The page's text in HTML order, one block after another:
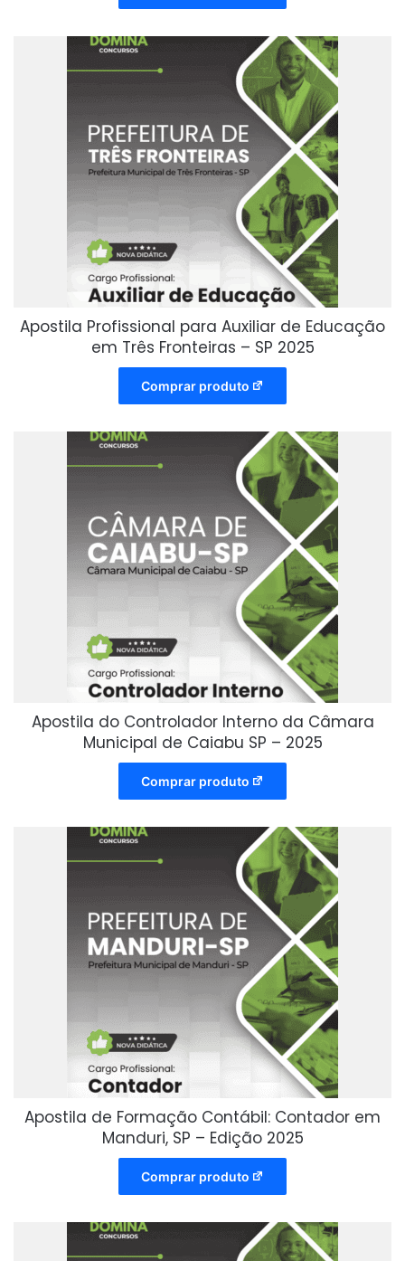
Apostila Profissional para Auxiliar de Educação
em Três Fronteiras – SP 2025
Comprar produto
Apostila do Controlador Interno da Câmara
Municipal de Caiabu SP – 2025
Comprar produto
Apostila de Formação Contábil: Contador em
Manduri, SP – Edição 2025
Comprar produto